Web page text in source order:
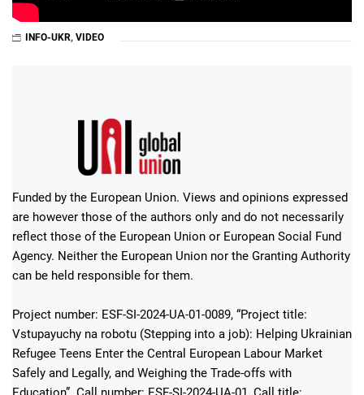
INFO-UKR, VIDEO
Funded by the European Union. Views and opinions expressed
are however those of the authors only and do not necessarily
reflect those of the European Union or European Social Fund
Agency. Neither the European Union nor the Granting Authority
can be held responsible for them.
Project number: ESF-SI-2024-UA-01-0089, “Project title:
Vstupayuchy na robotu (Stepping into a job): Helping Ukrainian
Refugee Teens Enter the Central European Labour Market
Safely and Legally, and Weighing the Trade-offs with